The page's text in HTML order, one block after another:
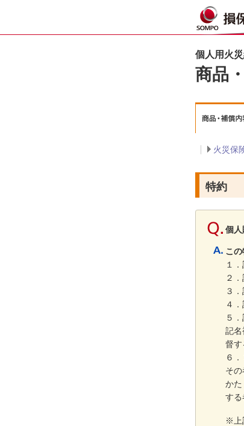
個人用火
商品
火災保
特約
個人
こ
１
２
３
４
５
記名
督す
６
そ
かた
する
※上